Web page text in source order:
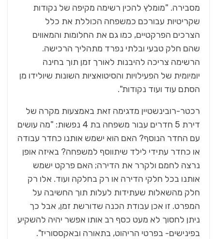
מסבירה. "מומלץ להכין רשימה מקיפה של נקודות
שקריטיות עבורכם כמשפחה הכוללת את כלל
הצרכים הפרקטיים, כמו גם את החלומות והמאווים
שהם חלק טבעי ובלתי נפרד מתהליך הרכישה.
הרשימה צריכה להיבנות לאורך זמן תוך בחינה
יומיומית של הפעילויות והסיטואציות השונות שיולידו מן
הסתם עוד ועוד נקודות".
רכטר-רובינשטיין מדגימה זאת באמצעות מקרה של
דירת 5 חדרים עבור משפחה בת 4 נפשות: "מה עושים
עם החדר הנוסף? האם הוא ישמש אותנו כחדר עבודה
או כחדר עתידי לילד שיתווסף למשפחה? באיזה אופן
נרצה לחמם ולקרר את הדירה; האם פרקט ישמש
אותנו בכל חלקי הדירה או רק בחלקה ועוד. אלו רק
חלק מהשאלות שעתידות לעלות תוך החשיבה על
המפרט. זו אכן עבודת הכנה שדורשת זמן, אבל כך
ניתן לחסוך לא מעט כסף רב אותו אפשר יהיה להשקיע
בפינישים- בפרטי הריהוט, בתאורה ובאקססוריז".